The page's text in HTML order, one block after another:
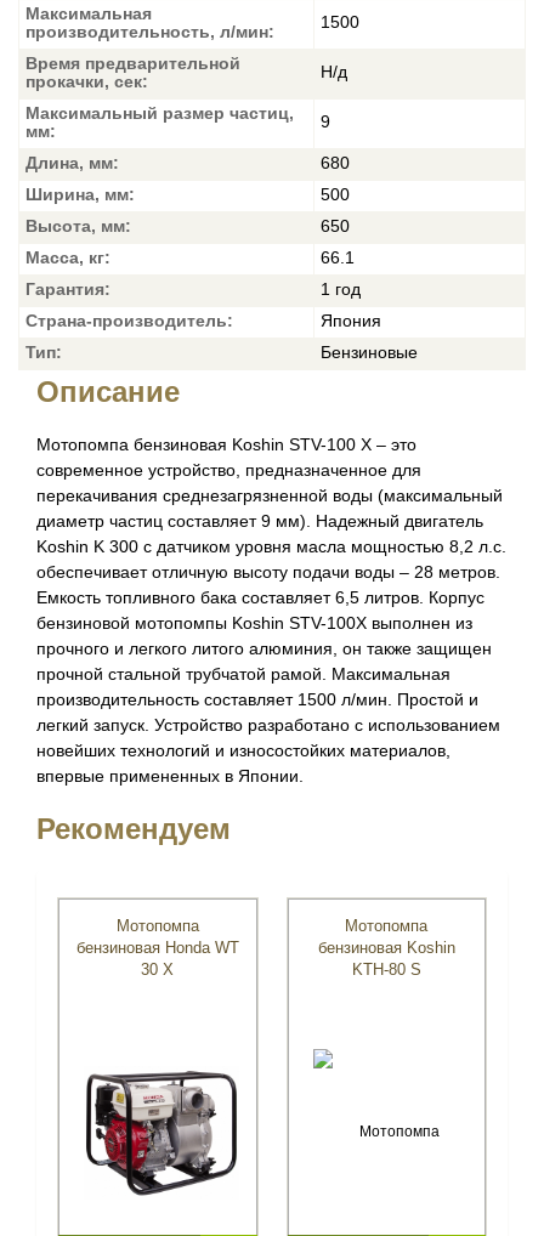
Максимальная
производительность, л/мин:
1500
Время предварительной
прокачки, сек:
Н/д
Максимальный размер частиц,
мм:
9
Длина, мм:
680
Ширина, мм:
500
Высота, мм:
650
Масса, кг:
66.1
Гарантия:
1 год
Страна-производитель:
Япония
Тип:
Бензиновые
Описание
Мотопомпа бензиновая Koshin STV-100 X – это
современное устройство, предназначенное для
перекачивания среднезагрязненной воды (максимальный
диаметр частиц составляет 9 мм). Надежный двигатель
Koshin K 300 с датчиком уровня масла мощностью 8,2 л.с.
обеспечивает отличную высоту подачи воды – 28 метров.
Емкость топливного бака составляет 6,5 литров. Корпус
бензиновой мотопомпы Koshin STV-100X выполнен из
прочного и легкого литого алюминия, он также защищен
прочной стальной трубчатой рамой. Максимальная
производительность составляет 1500 л/мин. Простой и
легкий запуск. Устройство разработано с использованием
новейших технологий и износостойких материалов,
впервые примененных в Японии.
Рекомендуем
Мотопомпа
бензиновая Honda WT
30 X
Мотопомпа
бензиновая Koshin
KTH-80 S